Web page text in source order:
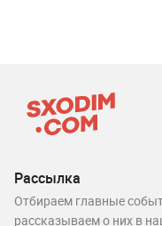
Рассылка
Отбираем главные
рассказываем о них в